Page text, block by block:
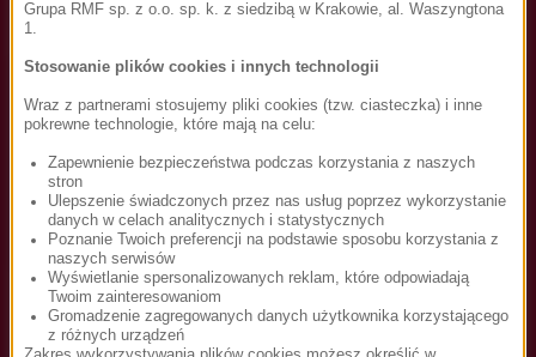
Ważność
Użyj i zapisz kartę
Grupa RMF sp. z o.o. sp. k. z siedzibą w Krakowie, al. Waszyngtona
1.
Stosowanie plików cookies i innych technologii
Wraz z partnerami stosujemy pliki cookies (tzw. ciasteczka) i inne
pokrewne technologie, które mają na celu:
Zapewnienie bezpieczeństwa podczas korzystania z naszych
stron
Ulepszenie świadczonych przez nas usług poprzez wykorzystanie
danych w celach analitycznych i statystycznych
Poznanie Twoich preferencji na podstawie sposobu korzystania z
naszych serwisów
Wyświetlanie spersonalizowanych reklam, które odpowiadają
Twoim zainteresowaniom
Gromadzenie zagregowanych danych użytkownika korzystającego
z różnych urządzeń